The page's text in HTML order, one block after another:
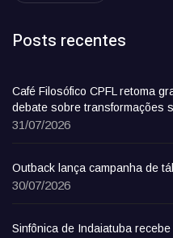
Posts recentes
Café Filosófico CPFL retoma
debate sobre transformações
31/07/2026
Outback lança campanha de
30/07/2026
Sinfônica de Indaiatuba